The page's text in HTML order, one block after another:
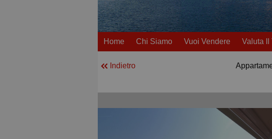
Home Chi Siamo Vuoi Vendere Valuta Il
Indietro